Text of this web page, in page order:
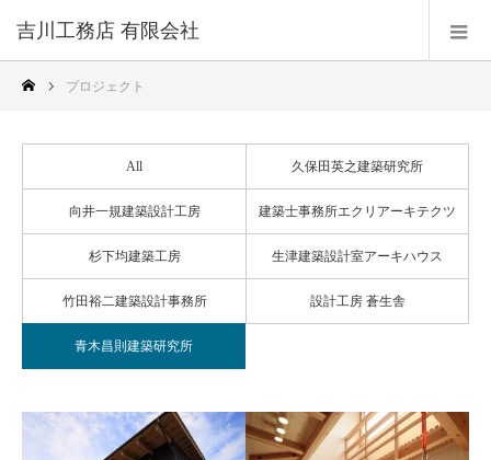
吉川工務店 有限会社
プロジェクト
All 久保田英之建築研究所
向井一規建築設計工房 建築士事務所エクリアーキテクツ
杉下均建築工房 生津建築設計室アーキハウス
竹田裕二建築設計事務所 設計工房 蒼生舎
青木昌則建築研究所